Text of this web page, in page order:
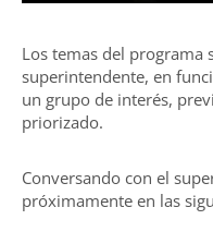
Los temas del programa
superintendente, en
un grupo de interés,
priorizado.
Conversando con el
próximamente en las